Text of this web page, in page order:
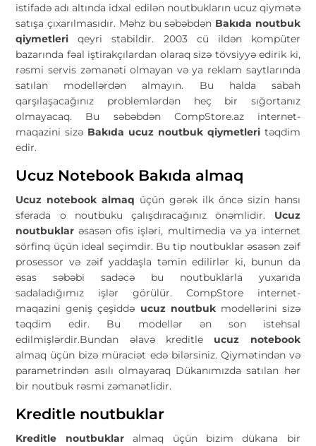
istifadə adı altında idxal edilən noutbukların ucuz qiymətə
satışa çıxarılmasıdır. Məhz bu səbəbdən Bakıda noutbuk
qiymetleriqeyri stabildir. 2003 cü ildən kompüter
bazarında fəal iştirakçılardan olaraq sizə tövsiyyə edirik ki,
rəsmi servis zəmanəti olmayan və ya reklam saytlarında
satılan modellərdən almayın. Bu halda sabah
qarşılaşacağınız problemlərdən heç bir sığortanız
olmayacaq. Bu səbəbdən CompStore.az internet-
maqazini sizə Bakıda ucuz noutbuk qiymetleritəqdim
edir.
Ucuz Notebook Bakıda almaq
Ucuz notebook almaq üçün gərək ilk öncə sizin hansı
sferada o noutbuku çalışdıracağınız önəmlidir. Ucuz
noutbuklar əsasən ofis işləri, multimedia və ya internet
sörfinq üçün ideal seçimdir. Bu tip noutbuklar əsasən zəif
prosessor və zəif yaddaşla təmin edilirlər ki, bunun da
əsas səbəbi sadəcə bu noutbuklarla yuxarıda
sadaladığımız işlər görülür. CompStore internet-
maqazini geniş çeşiddə ucuz noutbukmodellərini sizə
təqdim edir. Bu modellər ən son istehsal
edilmişlərdir.Bundan əlavə kreditle ucuz notebook
almaq üçün bizə müraciət edə bilərsiniz. Qiymətindən və
parametrindən asılı olmayaraq Dükanımızda satılan hər
bir noutbuk rəsmi zəmanətlidir.
Kreditle noutbuklar
Kreditle noutbuklaralmaq üçün bizim dükana bir